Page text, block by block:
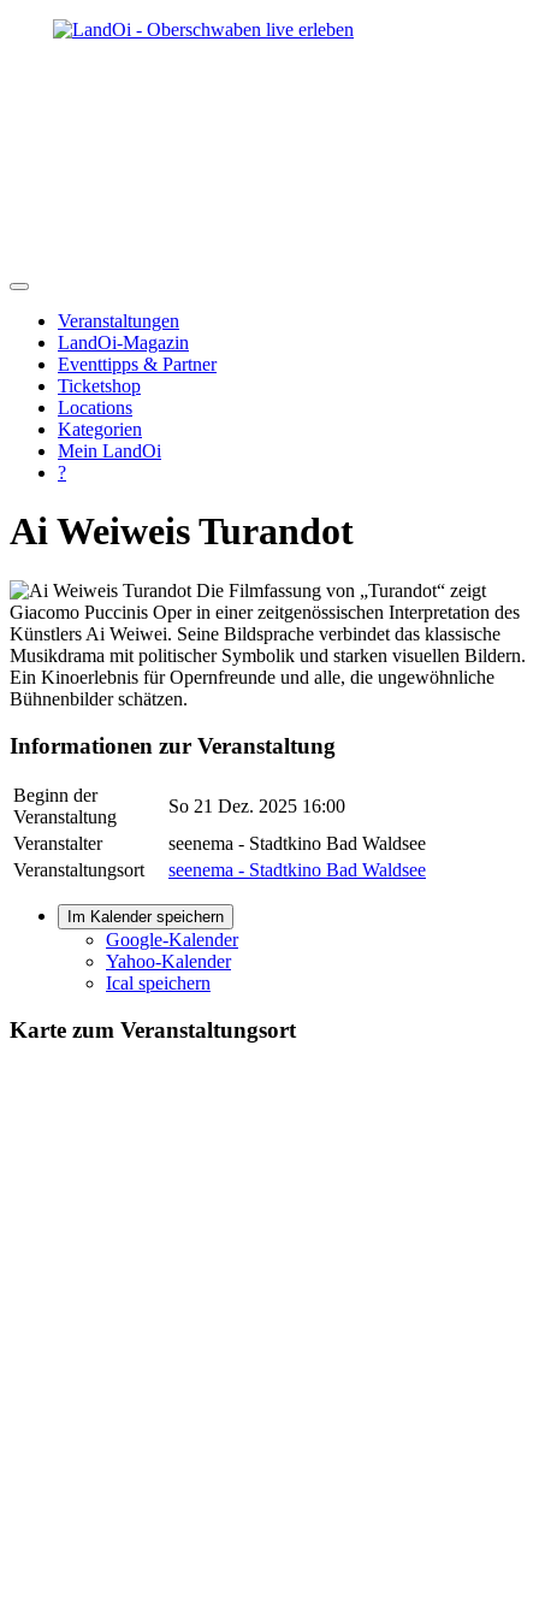
Veranstaltungen
LandOi-Magazin
Eventtipps & Partner
Ticketshop
Locations
Kategorien
Mein LandOi
?
Ai Weiweis Turandot
Die Filmfassung von „Turandot“ zeigt
Giacomo Puccinis Oper in einer zeitgenössischen Interpretation des
Künstlers Ai Weiwei. Seine Bildsprache verbindet das klassische
Musikdrama mit politischer Symbolik und starken visuellen Bildern.
Ein Kinoerlebnis für Opernfreunde und alle, die ungewöhnliche
Bühnenbilder schätzen.
Informationen zur Veranstaltung
Beginn der
Veranstaltung
So 21 Dez. 2025 16:00
Veranstalter
seenema - Stadtkino Bad Waldsee
Veranstaltungsort
seenema - Stadtkino Bad Waldsee
Im Kalender speichern
Google-Kalender
Yahoo-Kalender
Ical speichern
Karte zum Veranstaltungsort